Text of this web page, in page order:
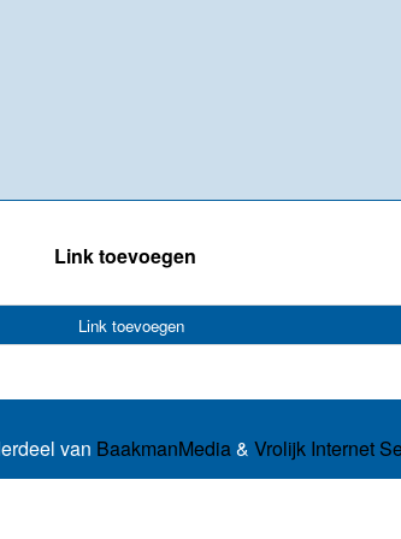
Link toevoegen
Link toevoegen
van BaakmanMedia& Vrolijk Internet